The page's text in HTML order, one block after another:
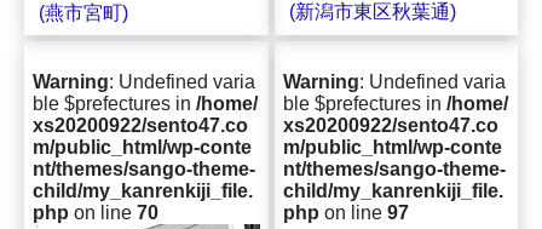
(燕市宮町)
(新潟市東区秋葉通)
Warning: Undefined varia
ble $prefectures in /home/
xs20200922/sento47.co
m/public_html/wp-conte
nt/themes/sango-theme-
child/my_kanrenkiji_file.
php on line 70
Warning: Undefined varia
ble $prefectures in /home/
xs20200922/sento47.co
m/public_html/wp-conte
nt/themes/sango-theme-
child/my_kanrenkiji_file.
php on line 97